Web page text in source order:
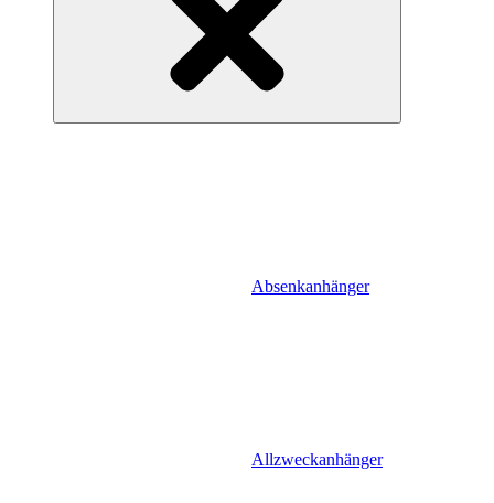
Absenkanhänger
Allzweckanhänger